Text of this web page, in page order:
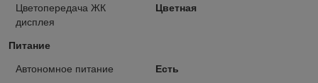
Цветопередача ЖК
дисплея
Цветная
Питание
Автономное питание
Есть